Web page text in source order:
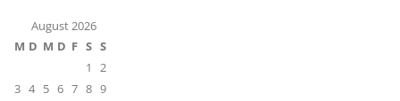
August 2026
M D M D F S S
1
2
3 4 5 6 7 8 9